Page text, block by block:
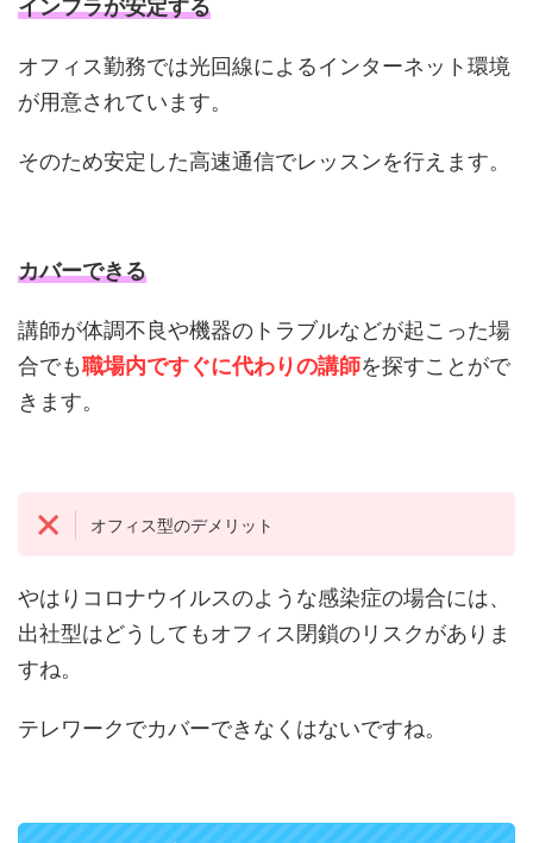
インフラが安定する
オフィス勤務では光回線によるインターネット環境
が用意されています。
そのため安定した高速通信でレッスンを行えます。
カバーできる
講師が体調不良や機器のトラブルなどが起こった場
合でも職場内ですぐに代わりの講師を探すことがで
きます。
オフィス型のデメリット
やはりコロナウイルスのような感染症の場合には、
出社型はどうしてもオフィス閉鎖のリスクがありま
すね。
テレワークでカバーできなくはないですね。